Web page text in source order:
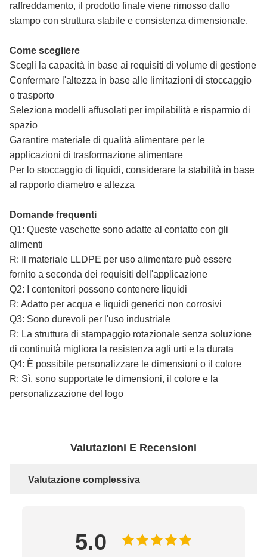
raffreddamento, il prodotto finale viene rimosso dallo
stampo con struttura stabile e consistenza dimensionale.
Come scegliere
Scegli la capacità in base ai requisiti di volume di gestione
Confermare l'altezza in base alle limitazioni di stoccaggio
o trasporto
Seleziona modelli affusolati per impilabilità e risparmio di
spazio
Garantire materiale di qualità alimentare per le
applicazioni di trasformazione alimentare
Per lo stoccaggio di liquidi, considerare la stabilità in base
al rapporto diametro e altezza
Domande frequenti
Q1: Queste vaschette sono adatte al contatto con gli
alimenti
R: Il materiale LLDPE per uso alimentare può essere
fornito a seconda dei requisiti dell'applicazione
Q2: I contenitori possono contenere liquidi
R: Adatto per acqua e liquidi generici non corrosivi
Q3: Sono durevoli per l'uso industriale
R: La struttura di stampaggio rotazionale senza soluzione
di continuità migliora la resistenza agli urti e la durata
Q4: È possibile personalizzare le dimensioni o il colore
R: Sì, sono supportate le dimensioni, il colore e la
personalizzazione del logo
Valutazioni E Recensioni
Valutazione complessiva
5.0